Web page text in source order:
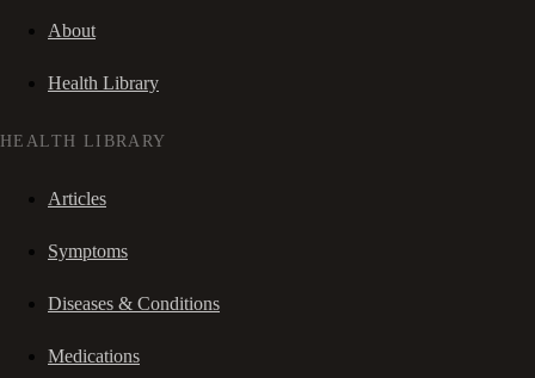
About
Health Library
HEALTH LIBRARY
Articles
Symptoms
Diseases & Conditions
Medications